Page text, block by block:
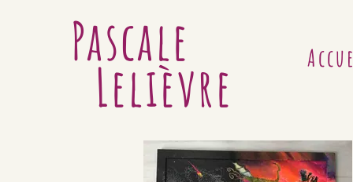
Pascale
Lelièvre